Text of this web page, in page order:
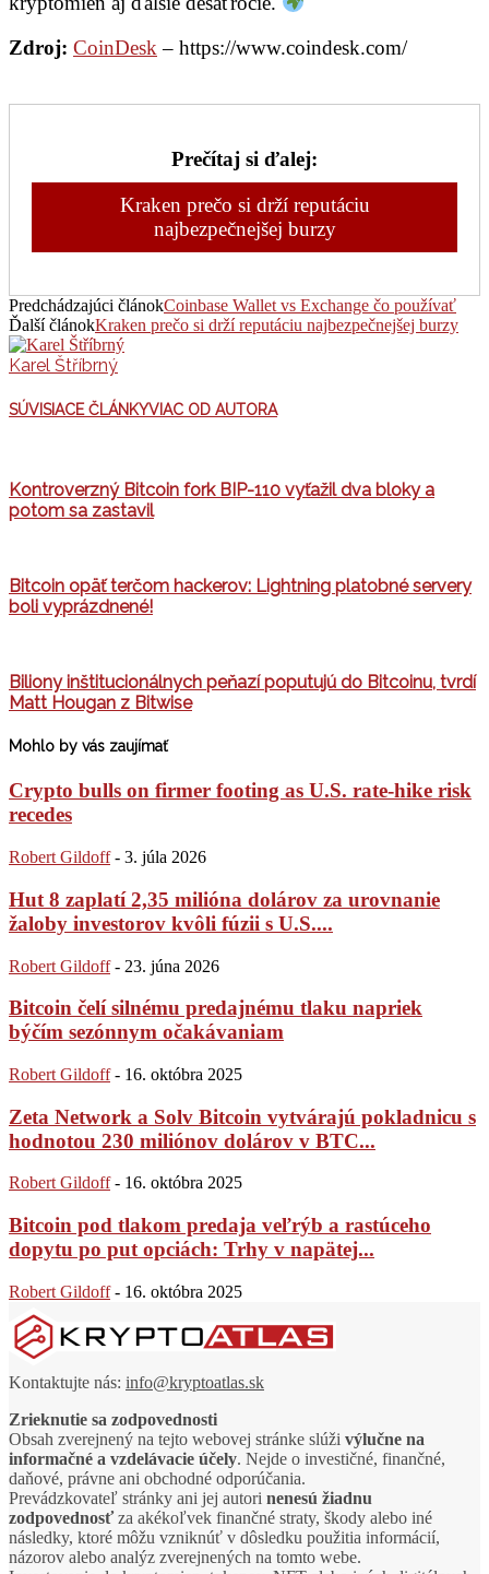
Zdroj: CoinDesk– https://www.coindesk.com/
Prečítaj si ďalej:
Kraken prečo si drží reputáciu
najbezpečnejšej burzy
Predchádzajúci článokCoinbase Wallet vs Exchange čo používať
Ďalší článokKraken prečo si drží reputáciu najbezpečnejšej burzy
Karel Štříbrný
SÚVISIACE ČLÁNKYVIAC OD AUTORA
Kontroverzný Bitcoin fork BIP-110 vyťažil dva bloky a
potom sa zastavil
Bitcoin opäť terčom hackerov: Lightning platobné servery
boli vyprázdnené!
Biliony inštitucionálnych peňazí poputujú do Bitcoinu, tvrdí
Matt Hougan z Bitwise
Mohlo by vás zaujímať
Crypto bulls on firmer footing as U.S. rate-hike risk
recedes
Robert Gildoff - 3. júla 2026
Hut 8 zaplatí 2,35 milióna dolárov za urovnanie
žaloby investorov kvôli fúzii s U.S....
Robert Gildoff - 23. júna 2026
Bitcoin čelí silnému predajnému tlaku napriek
býčím sezónnym očakávaniam
Robert Gildoff - 16. októbra 2025
Zeta Network a Solv Bitcoin vytvárajú pokladnicu s
hodnotou 230 miliónov dolárov v BTC...
Robert Gildoff - 16. októbra 2025
Bitcoin pod tlakom predaja veľrýb a rastúceho
dopytu po put opciách: Trhy v napätej...
Robert Gildoff - 16. októbra 2025
Kontaktujte nás: info@kryptoatlas.sk
Zrieknutie sa zodpovednosti
Obsah zverejnený na tejto webovej stránke slúži výlučne na
informačné a vzdelávacie účely. Nejde o investičné, finančné,
daňové, právne ani obchodné odporúčania.
Prevádzkovateľ stránky ani jej autori nenesú žiadnu
zodpovednosťza akékoľvek finančné straty, škody alebo iné
následky, ktoré môžu vzniknúť v dôsledku použitia informácií,
názorov alebo analýz zverejnených na tomto webe.